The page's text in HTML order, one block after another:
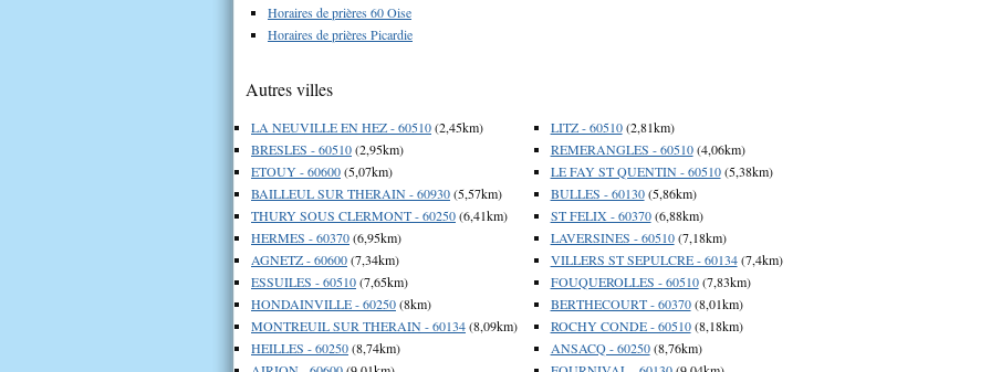
Horaires de prières 60 Oise
Horaires de prières Picardie
Autres villes
LA NEUVILLE EN HEZ - 60510(2,45km)
BRESLES - 60510(2,95km)
ETOUY - 60600(5,07km)
BAILLEUL SUR THERAIN - 60930(5,57km)
THURY SOUS CLERMONT - 60250(6,41km)
HERMES - 60370(6,95km)
AGNETZ - 60600(7,34km)
ESSUILES - 60510(7,65km)
HONDAINVILLE - 60250(8km)
MONTREUIL SUR THERAIN - 60134(8,09km)
HEILLES - 60250(8,74km)
LITZ - 60510(2,81km)
REMERANGLES - 60510(4,06km)
LE FAY ST QUENTIN - 60510(5,38km)
BULLES - 60130(5,86km)
ST FELIX - 60370(6,88km)
LAVERSINES - 60510(7,18km)
VILLERS ST SEPULCRE - 60134(7,4km)
FOUQUEROLLES - 60510(7,83km)
BERTHECOURT - 60370(8,01km)
ROCHY CONDE - 60510(8,18km)
ANSACQ - 60250(8,76km)